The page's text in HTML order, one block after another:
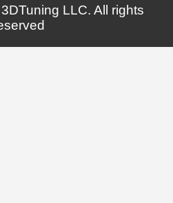
LLC. All rights